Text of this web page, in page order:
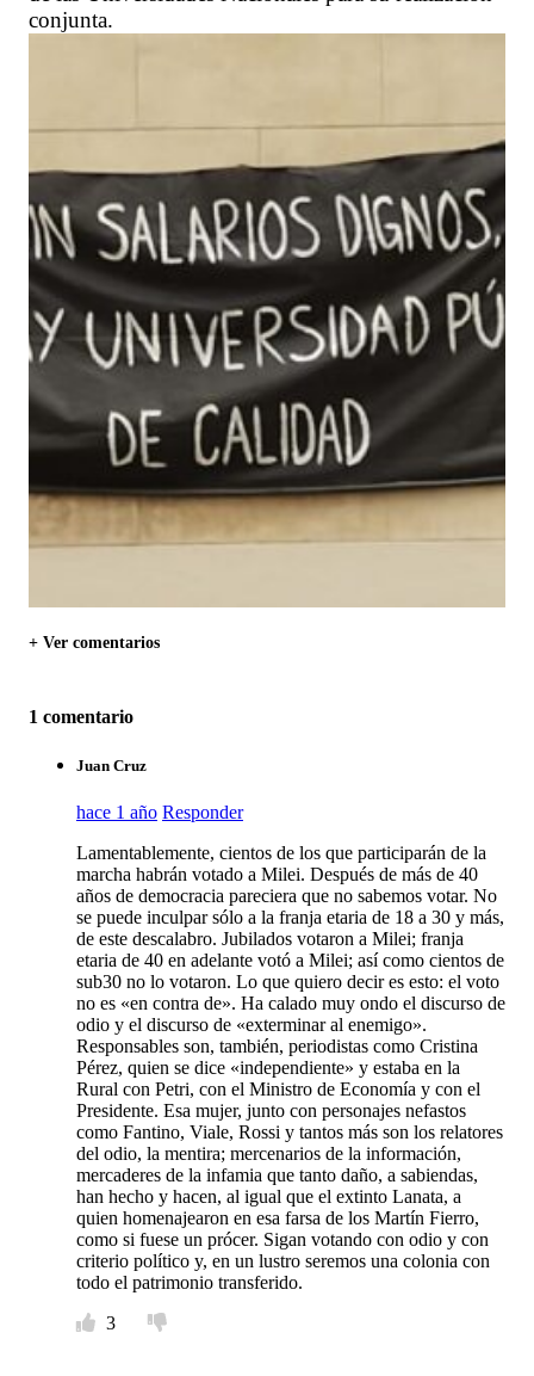
conjunta.
+ Ver comentarios
1 comentario
Juan Cruz
hace 1 año Responder
Lamentablemente, cientos de los que participarán de la
marcha habrán votado a Milei. Después de más de 40
años de democracia pareciera que no sabemos votar. No
se puede inculpar sólo a la franja etaria de 18 a 30 y más,
de este descalabro. Jubilados votaron a Milei; franja
etaria de 40 en adelante votó a Milei; así como cientos de
sub30 no lo votaron. Lo que quiero decir es esto: el voto
no es «en contra de». Ha calado muy ondo el discurso de
odio y el discurso de «exterminar al enemigo».
Responsables son, también, periodistas como Cristina
Pérez, quien se dice «independiente» y estaba en la
Rural con Petri, con el Ministro de Economía y con el
Presidente. Esa mujer, junto con personajes nefastos
como Fantino, Viale, Rossi y tantos más son los relatores
del odio, la mentira; mercenarios de la información,
mercaderes de la infamia que tanto daño, a sabiendas,
han hecho y hacen, al igual que el extinto Lanata, a
quien homenajearon en esa farsa de los Martín Fierro,
como si fuese un prócer. Sigan votando con odio y con
criterio político y, en un lustro seremos una colonia con
todo el patrimonio transferido.
3